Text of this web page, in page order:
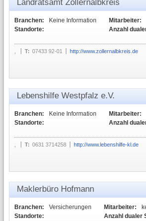
Landratsamt Zollernalbkreis
Branchen:
Keine Information
Standorte:
Mitarbeiter:
Anzahl
T: 07433 92-01 http://www.zollernalbkreis.de
Lebenshilfe Westpfalz e.V.
Branchen:
Keine Information
Standorte:
Mitarbeiter:
Anzahl
T: 0631 3714258 http://www.lebenshilfe-kl.de
Maklerbüro Hofmann
Branchen:
Versicherungen
Standorte:
Mitarbeiter:
Anzahl dualer